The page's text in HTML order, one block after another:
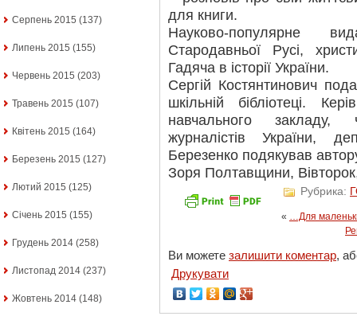
Серпень 2015 (137)
Липень 2015 (155)
Червень 2015 (203)
Травень 2015 (107)
Квітень 2015 (164)
Березень 2015 (127)
Лютий 2015 (125)
Січень 2015 (155)
Грудень 2014 (258)
Листопад 2014 (237)
Жовтень 2014 (148)
для книги.
Науково-популярне
Стародавньої Русі,
Гадяча в історії України.
Сергій Костянтинович
шкільній бібліотеці.
навчального закладу,
журналістів України,
Березенко подякував
Зоря Полтавщини,
Рубрика:
« …Для
Ви можете залишити коментар,
Друкувати